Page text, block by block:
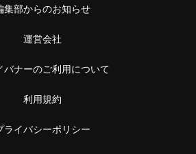
集部からのお知らせ
運営会社
バナーのご利用について
利用規約
ライバシーポリシー